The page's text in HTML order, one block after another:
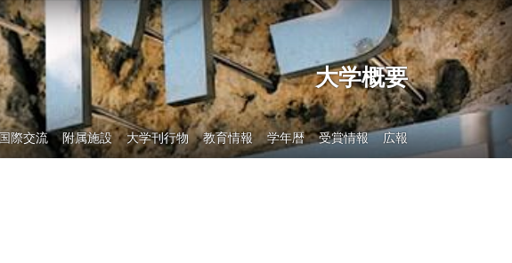
大学概要
国際交流 附属施設 大学刊行物 教育情報 学年暦 受賞情報 広報